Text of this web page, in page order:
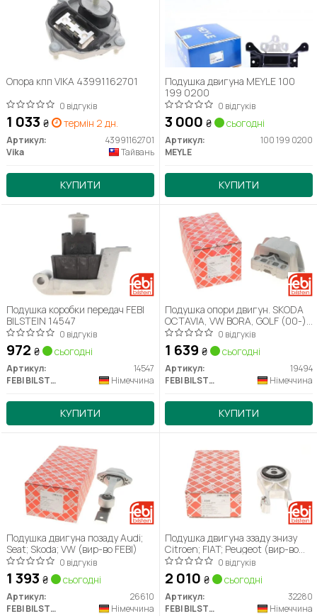
Опора кпп VIKA 43991162701
0 відгуків
1 033 ₴ термін 2 дн.
Артикул:
43991162701
Vika
Тайвань
КУПИТИ
Подушка двигуна MEYLE 100
199 0200
0 відгуків
3 000 ₴ сьогодні
Артикул:
100 199 0200
MEYLE
КУПИТИ
Подушка коробки передач FEBI
BILSTEIN 14547
0 відгуків
972 ₴ сьогодні
Артикул:
14547
FEBI BILSTEIN
Німеччина
КУПИТИ
Подушка опори двигун. SKODA
OCTAVIA, VW BORA, GOLF (00-)
ліва (вир-во FEBI)
0 відгуків
1 639 ₴ сьогодні
Артикул:
19494
FEBI BILSTEIN
Німеччина
КУПИТИ
Подушка двигуна позаду Audi;
Seat; Skoda; VW (вир-во FEBI)
0 відгуків
1 393 ₴ сьогодні
Артикул:
26610
FEBI BILSTEIN
Німеччина
Подушка двигуна ззаду знизу
Citroen; FIAT; Peugeot (вир-во
FEBI)
0 відгуків
2 010 ₴ сьогодні
Артикул:
32280
FEBI BILSTEIN
Німеччина